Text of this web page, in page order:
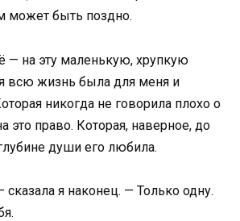
может быть поздно.
— на эту маленькую, хрупкую
всю жизнь была для меня и
никогда не говорила плохо о
это право. Которая, наверное, до
души его любила.
сказала я наконец. — Только одну.